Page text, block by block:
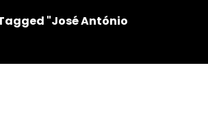
"José António